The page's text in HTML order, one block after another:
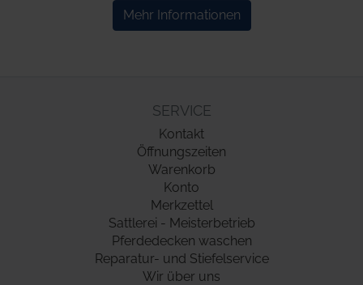
Mehr Informationen
SERVICE
Kontakt
Öffnungszeiten
Warenkorb
Konto
Merkzettel
Sattlerei - Meisterbetrieb
Pferdedecken waschen
Reparatur- und Stiefelservice
Wir über uns